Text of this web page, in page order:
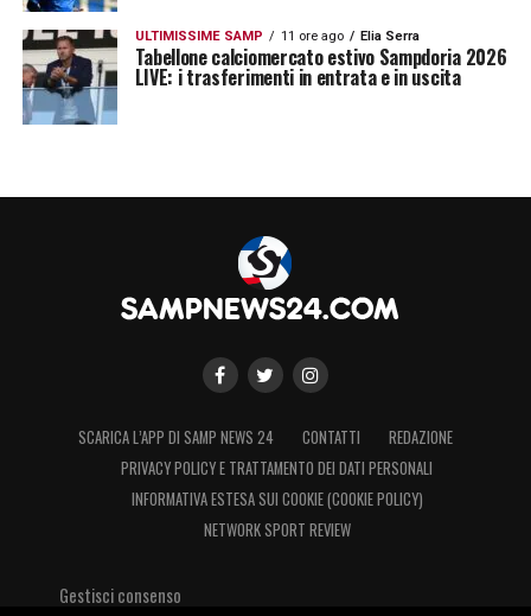
ULTIMISSIME SAMP 11 ore ago Elia Serra
Tabellone calciomercato estivo Sampdoria 2026
LIVE: i trasferimenti in entrata e in uscita
SCARICA L’APP DI SAMP NEWS 24 CONTATTI
REDAZIONE
PRIVACY POLICY E TRATTAMENTO DEI DATI PERSONALI
INFORMATIVA ESTESA SUI COOKIE (COOKIE POLICY)
NETWORK SPORT REVIEW
Gestisci consenso